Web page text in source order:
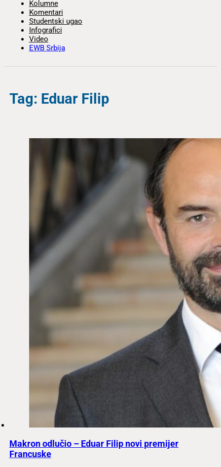
Kolumne
Komentari
Studentski ugao
Infografici
Video
EWB Srbija
Tag: Eduar Filip
Makron odlučio – Eduar Filip novi premijer
Francuske